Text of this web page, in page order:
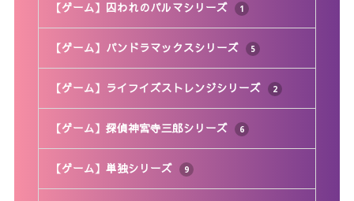
【ゲーム】囚われのパルマシリーズ 1
【ゲーム】パンドラマックスシリーズ 5
【ゲーム】ライフイズストレンジシリーズ 2
【ゲーム】探偵神宮寺三郎シリーズ 6
【ゲーム】単独シリーズ 9